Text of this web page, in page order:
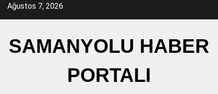
SkipAğustos 7, 2026
SAMANYOLU HABER
PORTALI